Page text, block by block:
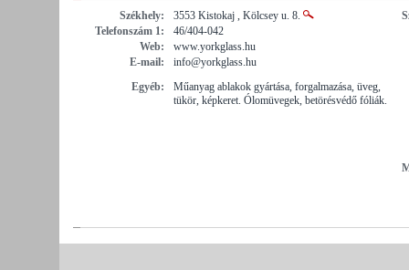
Székhely:
3553 Kistokaj , Kölcsey u. 8.
Telefonszám 1:
46/404-042
Web:
www.yorkglass.hu
E-mail:
info@yorkglass.hu
Egyéb:
Műanyag ablakok gyártása, forgalmazása, üveg,
tükör, képkeret. Ólomüvegek, betörésvédő fóliák.